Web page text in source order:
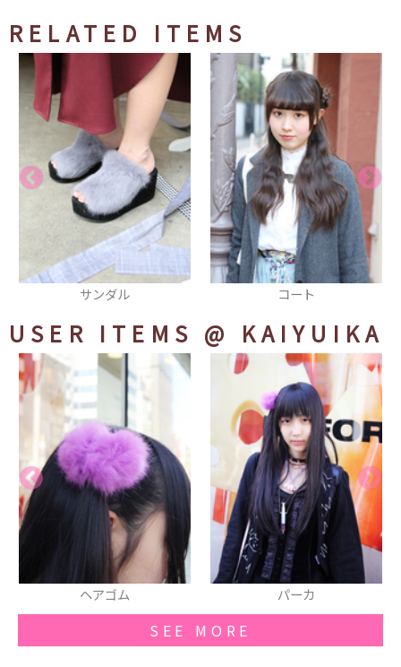
RELATED ITEMS
コート スウェット
USER ITEMS @ KAIYUIKA
パーカ ブーツ
SEE MORE